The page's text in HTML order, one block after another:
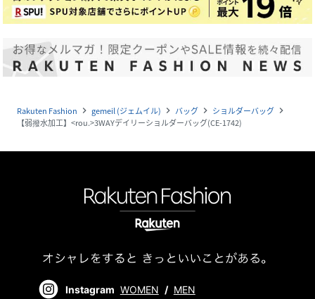
Rakuten Fashion navigate_next gemeil (ジェムイル) navigate_next バッグ navigate_next ショルダーバッグ navigate_next
【弱撥水加工】<rou.>3WAYデイリーショルダーバッグ(CE-1742)
Instagram WOMEN / MEN